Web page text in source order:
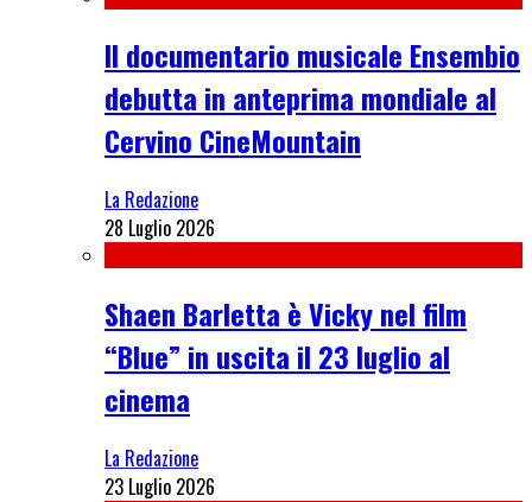
Il documentario musicale Ensembio
debutta in anteprima mondiale al
Cervino CineMountain
La Redazione
28 Luglio 2026
Shaen Barletta è Vicky nel film
“Blue” in uscita il 23 luglio al
cinema
La Redazione
23 Luglio 2026